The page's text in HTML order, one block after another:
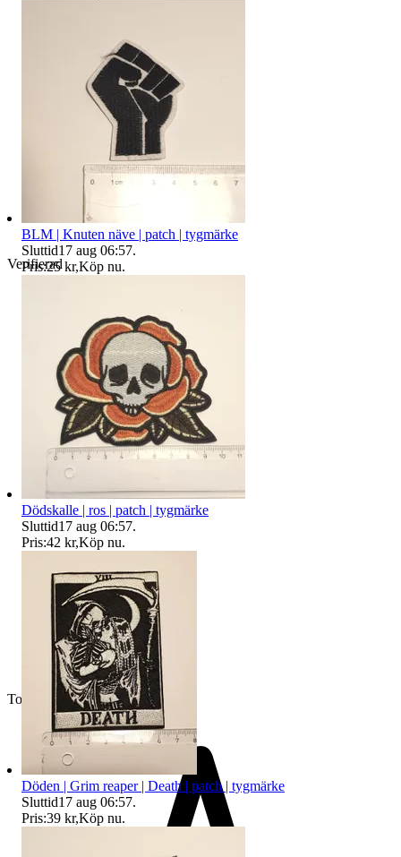
Verifierad
Toppsäljare
BLM | Knuten näve | patch | tygmärke
Sluttid17 aug 06:57.
Pris:25 kr,Köp nu.
Dödskalle | ros | patch | tygmärke
Sluttid17 aug 06:57.
Pris:42 kr,Köp nu.
Döden | Grim reaper | Death | patch | tygmärke
Sluttid17 aug 06:57.
Pris:39 kr,Köp nu.